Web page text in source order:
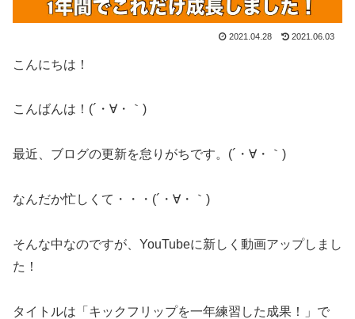
2021.04.28 2021.06.03
こんにちは！
こんばんは！(´・∀・｀)
最近、ブログの更新を怠りがちです。(´・∀・｀)
なんだか忙しくて・・・(´・∀・｀)
そんな中なのですが、YouTubeに新しく動画アップしまし
た！
タイトルは「キックフリップを一年練習した成果！」で